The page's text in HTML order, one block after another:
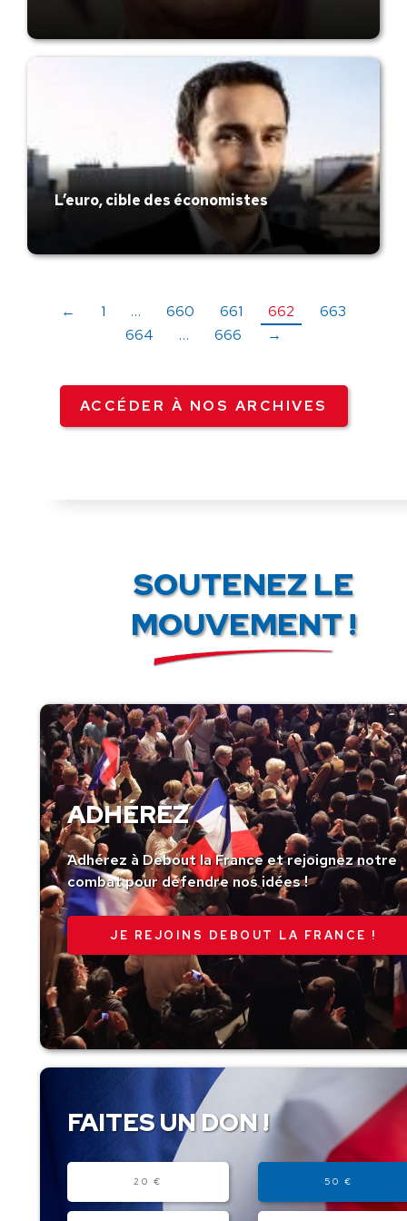
L’euro, cible des économistes
← 1 … 660 661 662
663
664
… 666 →
ACCÉDER À NOS ARCHIVES
SOUTENEZ LE
MOUVEMENT !
ADHÉREZ
Adhérez à Debout la France et rejoignez notre
combat pour défendre nos idées !
JE REJOINS DEBOUT LA FRANCE !
FAITES UN DON !
20 € 50 €